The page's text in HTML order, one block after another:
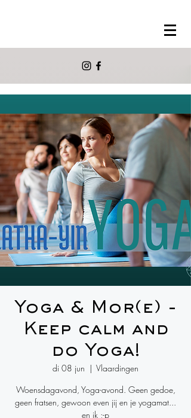
Yoga & Mor(e) -
Keep calm and
do Yoga!
di 08 jun
  |
Vlaardingen
Woensdagavond, Yoga-avond. Geen gedoe,
geen fratsen, gewoon even jij en je yogamat...
en ik ;-p